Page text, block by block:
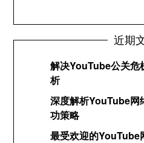
近期
解决YouTube公关危
析
深度解析YouTube网
功策略
最受欢迎的YouTube